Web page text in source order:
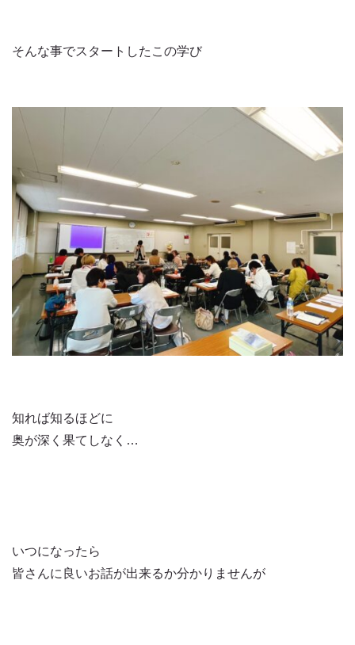
そんな事でスタートしたこの学び
知れば知るほどに
奥が深く果てしなく…
いつになったら
皆さんに良いお話が出来るか分かりませんが